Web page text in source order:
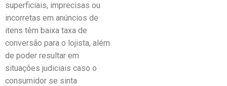
superficiais, imprecisas ou
incorretas em anúncios de
itens têm baixa taxa de
conversão para o lojista, além
de poder resultar em
situações judiciais caso o
consumidor se sinta